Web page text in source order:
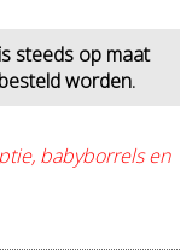
steeds op maat
worden.
babyborrels en